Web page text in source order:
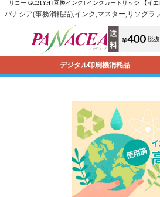
リコー GC21YH [互換インク] インクカートリッジ 【イ
パナシア(事務消耗品),インク,マスター,リソグ
デジタル印刷機消耗品